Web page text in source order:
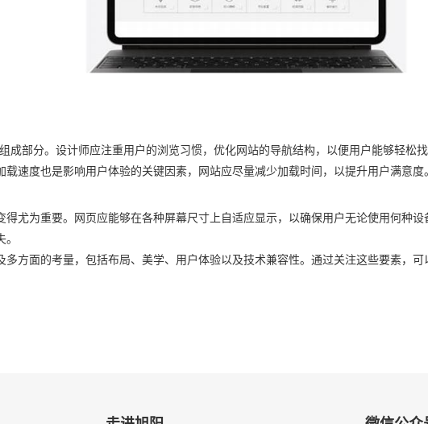
成部分。设计师应注重用户的浏览习惯，优化网站的导航结构，以便用户能够轻松
速度也是影响用户体验的关键因素，网站应尽量减少加载时间，以提升用户满意度。
尤为重要。网页应能够在各种屏幕尺寸上自适应显示，以确保用户无论使用何种
方面的考量，包括布局、美学、用户体验以及技术兼容性。通过关注这些要素，